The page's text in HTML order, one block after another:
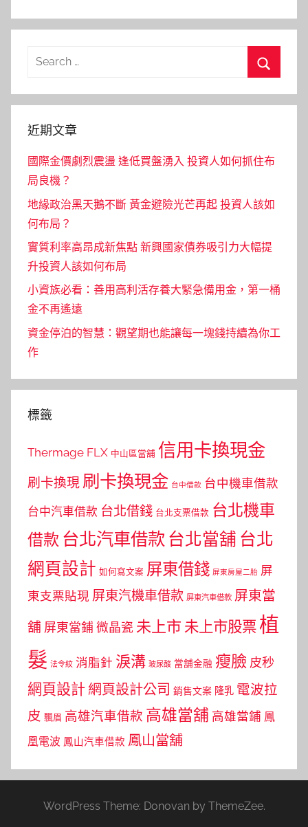
Search
近期文章
國際金價劇烈震盪 逢低買盤湧入 投資人如何抓住布
局良機？
地緣政治黑天鵝不斷 黃金避險光芒再起 投資人該如
何布局？
實質利率高昂成新焦點 新興國家債券吸引力大幅提
升投資人該如何布局
小資族必看：善用高利活存養大緊急備用金，第一桶
金不再遙遠
資金停泊的智慧：觀望期也能讓每一塊錢持續為你工
作
標籤
Thermage FLX 中山區當舖 信用卡換現金
刷卡換現 刷卡換現金 台中借款 台中機車借款
台中汽車借款 台北借錢 台北支票借款 台北機車
借款 台北汽車借款 台北當舖 台北
網頁設計 如何寫文案 屏東借錢 屏東房屋二胎 屏
東支票貼現 屏東汽機車借款 屏東汽車借款 屏東當
舖 屏東當鋪 微晶瓷 未上市 未上市股票植
髮 法令紋 消脂針 淚溝 玻尿酸 當舖金融 瘦臉 皮秒
網頁設計 網頁設計公司 銷售文案 隆乳 電波拉
皮 飄眉 高雄汽車借款 高雄當舖 高雄當鋪 鳳
凰電波 鳳山汽車借款 鳳山當舖
WordPress Theme: Donovan by ThemeZee.